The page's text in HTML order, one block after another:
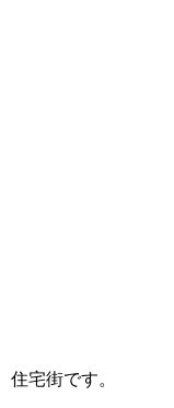
住宅街です。